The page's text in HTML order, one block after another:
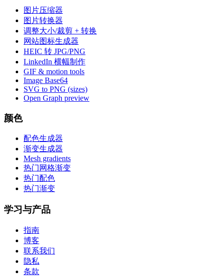
图片压缩器
图片转换器
调整大小/裁剪 + 转换
网站图标生成器
HEIC 转 JPG/PNG
LinkedIn 横幅制作
GIF & motion tools
Image Base64
SVG to PNG (sizes)
Open Graph preview
颜色
配色生成器
渐变生成器
Mesh gradients
热门网格渐变
热门配色
热门渐变
学习与产品
指南
博客
联系我们
隐私
条款